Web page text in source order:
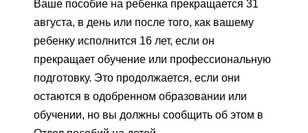
Ваше пособие на ребенка прекращается 31
августа, в день или после того, как вашему
ребенку исполнится 16 лет, если он
прекращает обучение или профессиональную
подготовку. Это продолжается, если они
остаются в одобренном образовании или
обучении, но вы должны сообщить об этом в